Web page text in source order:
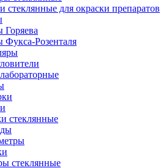
стеклянные для окраски препаратов
Горяева
Фукса-Розенталя
стеклянные
стеклянные